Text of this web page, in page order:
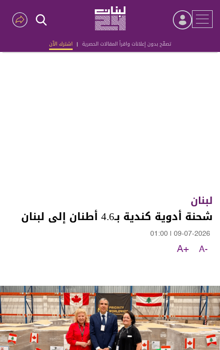
تصفّح بدون إعلانات واقرأ المقالات الحصرية | اشترك الآن
Advertisement
لبنان
شحنة أدوية كندية بـ4.6 أطنان إلى لبنان
09-07-2026
01:00
A-
A+